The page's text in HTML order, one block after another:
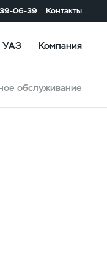
06-39 Контакты
УАЗ Компания
обслуживание